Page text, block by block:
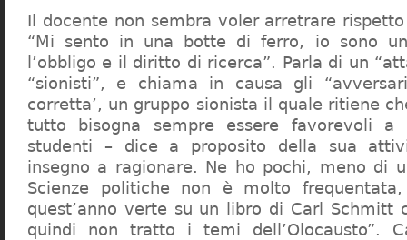
Il docente non sembra voler arretrare
“Mi sento in una botte di ferro, io sono
l’obbligo e il diritto di ricerca”. Parla di un
“sionisti”, e chiama in causa gli
corretta’, un gruppo sionista il quale ritiene
tutto bisogna sempre essere favorevoli a
studenti – dice a proposito della sua
insegno a ragionare. Ne ho pochi, meno di
Scienze politiche non è molto
quest’anno verte su un libro di Carl Schmitt
quindi non tratto i temi dell’Olocausto”.